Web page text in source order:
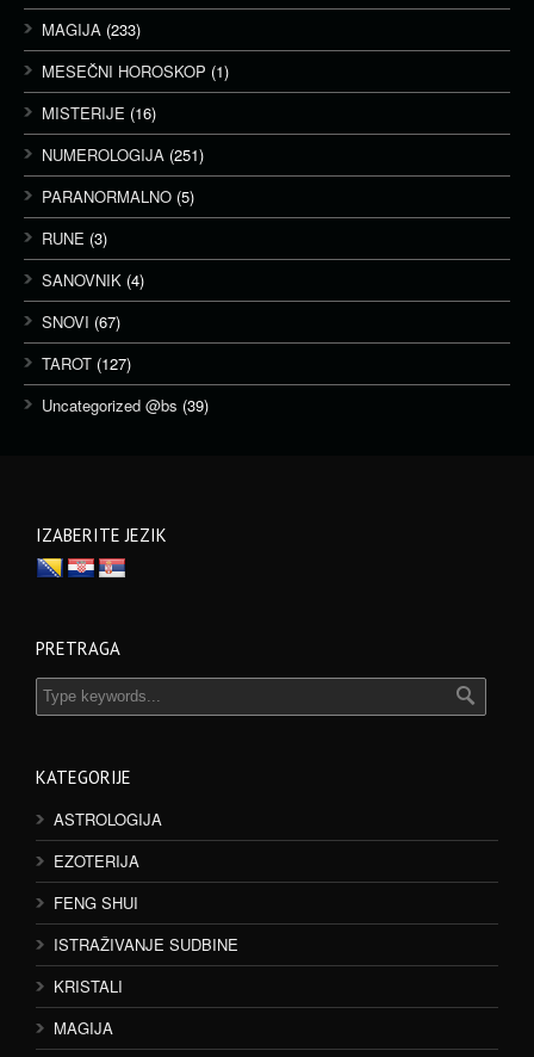
MAGIJA (233)
MESEČNI HOROSKOP (1)
MISTERIJE (16)
NUMEROLOGIJA (251)
PARANORMALNO (5)
RUNE (3)
SANOVNIK (4)
SNOVI (67)
TAROT (127)
Uncategorized @bs (39)
IZABERITE JEZIK
PRETRAGA
KATEGORIJE
ASTROLOGIJA
EZOTERIJA
FENG SHUI
ISTRAŽIVANJE SUDBINE
KRISTALI
MAGIJA